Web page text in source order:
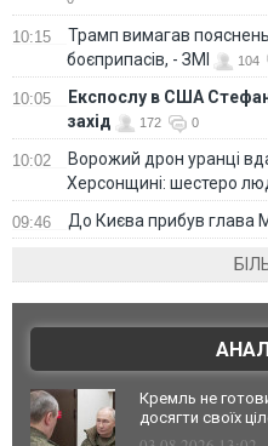
10:15
Трамп вимагав
боєприпасів, - ЗМІ
104
10:05
Експослу в США
захід
172 0
10:02
Ворожий дрон уранці
Херсонщині: шестеро
09:46 До Києва прибув глава
Кремль не
досягти своїх